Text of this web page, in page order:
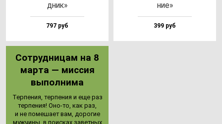
дник»
797 руб
ние»
399 руб
Сот­руд­ни­цам на 8
мар­та — мис­сия
вы­пол­ни­ма
Тер­пе­ния, тер­пе­ния и еще раз
тер­пе­ния! Оно-то, как раз,
и не по­ме­ша­ет вам, до­ро­гие
муж­чи­ны, в по­ис­ках за­вет­ных